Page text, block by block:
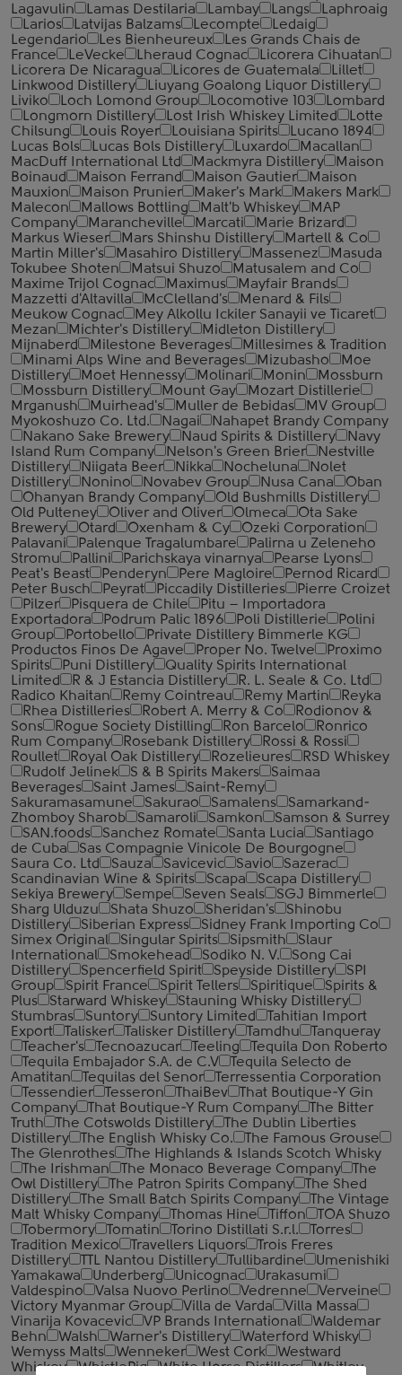
Lagavulin
Lamas Destilaria Lambay Langs
Laphroaig
Larios
Latvijas Balzams Lecompte
Ledaig
Legendario
Les Bienheureux
Les Grands Chais de
France
LeVecke Lheraud Cognac
Licorera Cihuatan
Licorera De Nicaragua
Licores de Guatemala
Lillet
Linkwood Distillery
Liuyang Goalong Liquor Distillery
Liviko
Loch Lomond Group Locomotive 103
Lombard
Longmorn Distillery
Lost Irish Whiskey Limited
Lotte
Chilsung
Louis Royer Louisiana Spirits
Lucano 1894
Lucas Bols
Lucas Bols Distillery Luxardo
Macallan
MacDuff International Ltd
Mackmyra Distillery
Maison
Boinaud
Maison Ferrand Maison Gautier
Maison
Mauxion
Maison Prunier Maker's Mark
Makers Mark
Malecon
Mallows Bottling Malt'b Whiskey
MAP
Company
Marancheville Marcati
Marie Brizard
Markus Wieser
Mars Shinshu Distillery
Martell & Co
Martin Miller's
Masahiro Distillery Massenez
Masuda
Tokubee Shoten
Matsui Shuzo
Matusalem and Co
Maxime Trijol Cognac
Maximus
Mayfair Brands
Mazzetti d'Altavilla
McClelland's
Menard & Fils
Meukow Cognac
Mey Alkollu Ickiler Sanayii ve Ticaret
Mezan
Michter's Distillery
Midleton Distillery
Mijnaberd
Milestone Beverages
Millesimes & Tradition
Minami Alps Wine and Beverages
Mizubasho
Moe
Distillery
Moet Hennessy Molinari Monin
Mossburn
Mossburn Distillery
Mount Gay
Mozart Distillerie
Mrganush
Muirhead's Muller de Bebidas
MV Group
Myokoshuzo Co. Ltd.
Nagai
Nahapet Brandy Company
Nakano Sake Brewery
Naud Spirits & Distillery
Navy
Island Rum Company
Nelson's Green Brier
Nestville
Distillery
Niigata Beer Nikka Nocheluna
Nolet
Distillery
Nonino Novabev Group Nusa Cana
Oban
Ohanyan Brandy Company
Old Bushmills Distillery
Old Pulteney
Oliver and Oliver Olmeca
Ota Sake
Brewery
Otard Oxenham & Cy
Ozeki Corporation
Palavani
Palenque Tragalumbare
Palirna u Zeleneho
Stromu
Pallini Parichskaya vinarnya
Pearse Lyons
Peat's Beast
Penderyn Pere Magloire
Pernod Ricard
Peter Busch
Peyrat Piccadily Distilleries
Pierre Croizet
Pilzer
Pisquera de Chile
Pitu – Importadora
Exportadora
Podrum Palic 1896 Poli Distillerie
Polini
Group
Portobello
Private Distillery Bimmerle KG
Productos Finos De Agave
Proper No. Twelve
Proximo
Spirits
Puni Distillery
Quality Spirits International
Limited
R & J Estancia Distillery
R. L. Seale & Co. Ltd
Radico Khaitan
Remy Cointreau Remy Martin
Reyka
Rhea Distilleries
Robert A. Merry & Co
Rodionov &
Sons
Rogue Society Distilling Ron Barcelo
Ronrico
Rum Company
Rosebank Distillery
Rossi & Rossi
Roullet
Royal Oak Distillery Rozelieures
RSD Whiskey
Rudolf Jelinek
S & B Spirits Makers
Saimaa
Beverages
Saint James
Saint-Remy
Sakuramasamune
Sakurao Samalens
Samarkand-
Zhomboy Sharob
Samaroli Samkon
Samson & Surrey
SAN.foods
Sanchez Romate Santa Lucia
Santiago
de Cuba
Sas Compagnie Vinicole De Bourgogne
Saura Co. Ltd
Sauza Savicevic Savio
Sazerac
Scandinavian Wine & Spirits
Scapa
Scapa Distillery
Sekiya Brewery
Sempe Seven Seals
SGJ Bimmerle
Sharg Ulduzu
Shata Shuzo Sheridan's
Shinobu
Distillery
Siberian Express
Sidney Frank Importing Co
Simex Original
Singular Spirits Sipsmith
Slaur
International
Smokehead Sodiko N. V.
Song Cai
Distillery
Spencerfield Spirit Speyside Distillery
SPI
Group
Spirit France Spirit Tellers Spiritique
Spirits &
Plus
Starward Whiskey
Stauning Whisky Distillery
Stumbras
Suntory Suntory Limited
Tahitian Import
Export
Talisker Talisker Distillery Tamdhu
Tanqueray
Teacher's
Tecnoazucar Teeling
Tequila Don Roberto
Tequila Embajador S.A. de C.V
Tequila Selecto de
Amatitan
Tequilas del Senor
Terressentia Corporation
Tessendier
Tesseron ThaiBev
That Boutique-Y Gin
Company
That Boutique-Y Rum Company
The Bitter
Truth
The Cotswolds Distillery
The Dublin Liberties
Distillery
The English Whisky Co.
The Famous Grouse
The Glenrothes
The Highlands & Islands Scotch Whisky
The Irishman
The Monaco Beverage Company
The
Owl Distillery
The Patron Spirits Company
The Shed
Distillery
The Small Batch Spirits Company
The Vintage
Malt Whisky Company
Thomas Hine Tiffon
TOA Shuzo
Tobermory
Tomatin Torino Distillati S.r.l.
Torres
Tradition Mexico
Travellers Liquors
Trois Freres
Distillery
TTL Nantou Distillery Tullibardine
Umenishiki
Yamakawa
Underberg Unicognac
Urakasumi
Valdespino
Valsa Nuovo Perlino Vedrenne
Verveine
Victory Myanmar Group
Villa de Varda
Villa Massa
Vinarija Kovacevic
VP Brands International
Waldemar
Behn
Walsh Warner's Distillery
Waterford Whisky
Wemyss Malts
Wenneker West Cork
Westward
Whiskey
WhistlePig White Horse Distillers Whitley